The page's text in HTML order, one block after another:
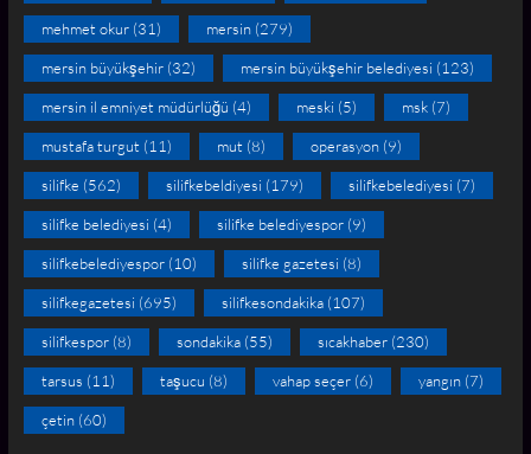
mehmet okur(31) mersin(279)
mersin büyükşehir(32) mersin büyükşehir belediyesi (123)
mersin il emniyet müdürlüğü (4) meski (5) msk(7)
mustafa turgut(11) mut(8) operasyon(9)
silifke (562) silifkebeldiyesi (179) silifkebelediyesi (7)
silifke belediyesi (4) silifke belediyespor(9)
silifkebelediyespor(10) silifke gazetesi (8)
silifkegazetesi (695) silifkesondakika(107)
silifkespor(8) sondakika(55) sıcakhaber(230)
tarsus (11) taşucu (8) vahap seçer(6) yangın(7)
çetin(60)